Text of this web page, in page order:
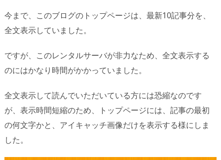
今まで、このブログのトップページは、最新10記事分を、
全文表示していました。
ですが、このレンタルサーバが非力なため、全文表示する
のにはかなり時間がかかっていました。
全文表示して読んでいただいている方には恐縮なのです
が、表示時間短縮のため、トップページには、記事の最初
の何文字かと、アイキャッチ画像だけを表示する様にしま
した。